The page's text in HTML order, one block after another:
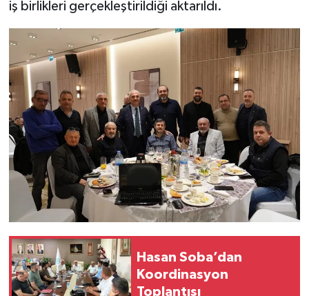
iş birlikleri gerçekleştirildiği aktarıldı.
Hasan Soba’dan
Koordinasyon
Toplantısı